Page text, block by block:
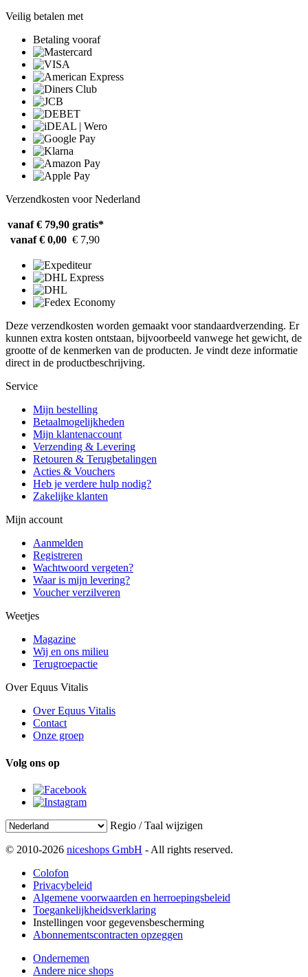
Veilig betalen met
Betaling vooraf
Verzendkosten voor Nederland
vanaf € 79,90 gratis*
vanaf € 0,00 € 7,90
Deze verzendkosten worden gemaakt voor standaardverzending. Er
kunnen extra kosten ontstaan, bijvoorbeeld vanwege het gewicht, de
grootte of de kenmerken van de producten. Je vindt deze informatie
direct in de productbeschrijving.
Service
Mijn bestelling
Betaalmogelijkheden
Mijn klantenaccount
Verzending & Levering
Retouren & Terugbetalingen
Acties & Vouchers
Heb je verdere hulp nodig?
Zakelijke klanten
Mijn account
Aanmelden
Registreren
Wachtwoord vergeten?
Waar is mijn levering?
Voucher verzilveren
Weetjes
Magazine
Wij en ons milieu
Terugroepactie
Over Equus Vitalis
Over Equus Vitalis
Contact
Onze groep
Volg ons op
Regio / Taal wijzigen
© 2010-2026 niceshops GmbH - All rights reserved.
Colofon
Privacybeleid
Algemene voorwaarden en herroepingsbeleid
Toegankelijkheidsverklaring
Instellingen voor gegevensbescherming
Abonnementscontracten opzeggen
Ondernemen
Andere nice shops